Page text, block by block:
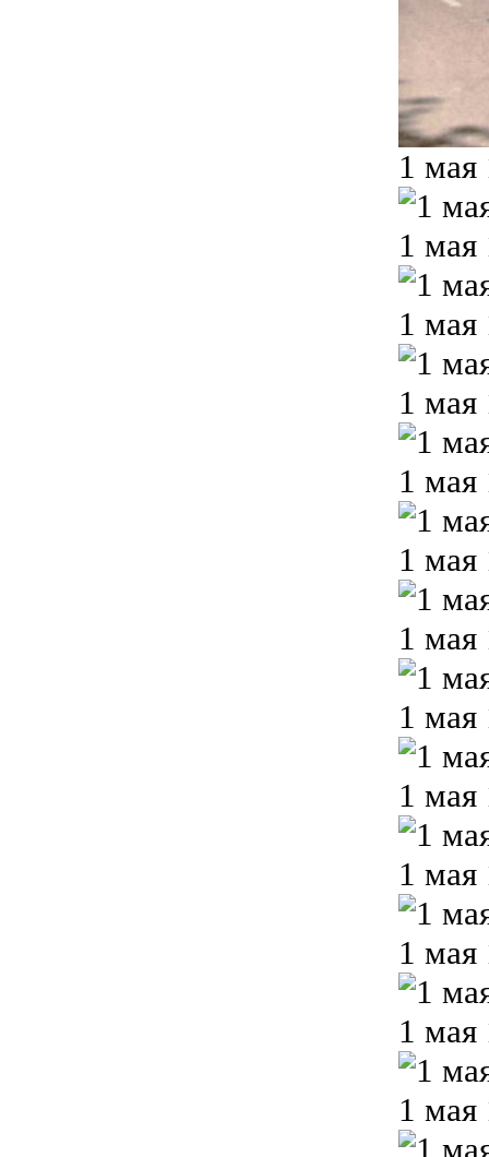
1 мая
1 мая
1 мая
1 мая
1 мая
1 мая
1 мая
1 мая
1 мая
1 мая
1 мая
1 мая
1 мая